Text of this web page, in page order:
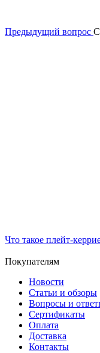
Предыдущий вопрос
Что такое плейт-
Покупателям
Новости
Статьи и обзоры
Вопросы и
Сертификаты
Оплата
Доставка
Контакты